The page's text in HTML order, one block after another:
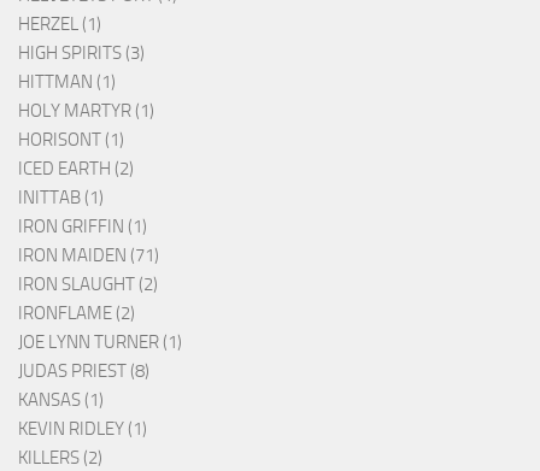
HERZEL (1)
HIGH SPIRITS (3)
HITTMAN (1)
HOLY MARTYR (1)
HORISONT (1)
ICED EARTH (2)
INITTAB (1)
IRON GRIFFIN (1)
IRON MAIDEN (71)
IRON SLAUGHT (2)
IRONFLAME (2)
JOE LYNN TURNER (1)
JUDAS PRIEST (8)
KANSAS (1)
KEVIN RIDLEY (1)
KILLERS (2)